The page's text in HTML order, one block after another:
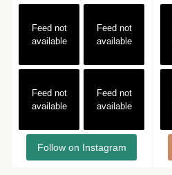
Feed not
available
Feed not
available
Feed not
available
Feed not
available
Follow on Instagram